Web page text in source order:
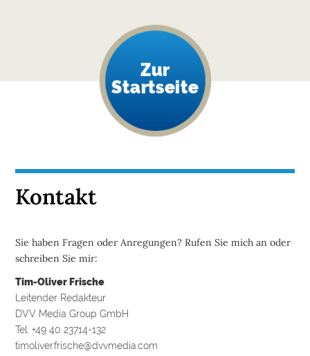
Zur
Startseite
Kontakt
Sie haben Fragen oder Anregungen? Rufen Sie mich an oder
schreiben Sie mir:
Tim-Oliver Frische
Leitender Redakteur
DVV Media Group GmbH
Tel: +49 40 23714-132
timoliver.frische@dvvmedia.com